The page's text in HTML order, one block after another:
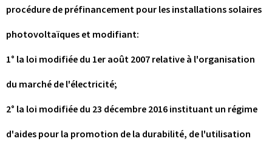
procédure de préfinancement pour les installations solaires
photovoltaïques et modifiant:
1° la loi modifiée du 1er août 2007 relative à l'organisation
du marché de l'électricité;
2° la loi modifiée du 23 décembre 2016 instituant un régime
d'aides pour la promotion de la durabilité, de l'utilisation